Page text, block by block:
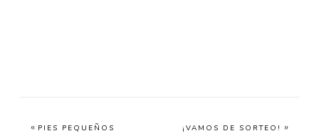
« PIES PEQUEÑOS ¡VAMOS DE SORTEO! »